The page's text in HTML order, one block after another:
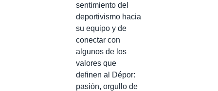
sentimiento del
deportivismo hacia
su equipo y de
conectar con
algunos de los
valores que
definen al Dépor:
pasión, orgullo de